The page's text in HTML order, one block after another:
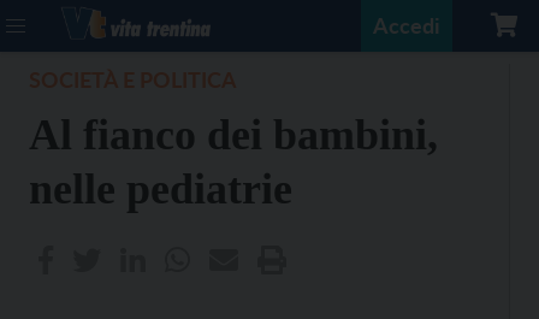
Accedi
Al fianco dei bambini,
nelle pediatrie